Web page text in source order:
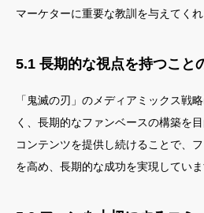
マーケターに重要な教訓を与えてくれ
5.1 長期的な視点を持つこと
「鬼滅の刃」のメディアミックス戦
く、長期的なファンベースの構築を
コンテンツを提供し続けることで、
を高め、長期的な成功を実現していま